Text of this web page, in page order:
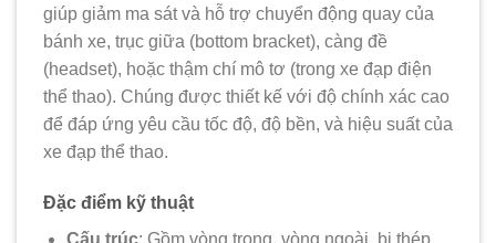
giúp giảm ma sát và hỗ trợ chuyển động quay của
bánh xe, trục giữa (bottom bracket), càng đề
(headset), hoặc thậm chí mô tơ (trong xe đạp điện
thể thao). Chúng được thiết kế với độ chính xác cao
để đáp ứng yêu cầu tốc độ, độ bền, và hiệu suất của
xe đạp thể thao.
Đặc điểm kỹ thuật
Cấu trúc: Gồm vòng trong, vòng ngoài, bi thép